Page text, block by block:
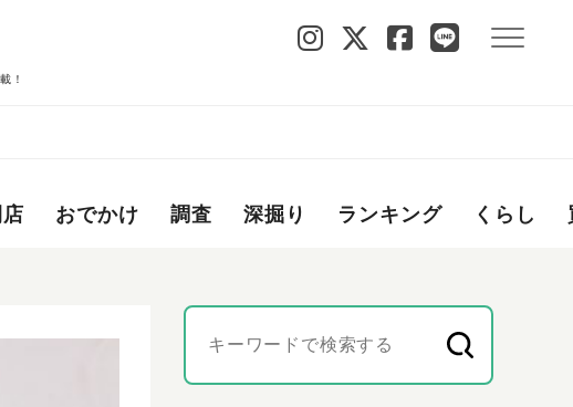
！
おでかけ 調査 深掘り ランキング くらし